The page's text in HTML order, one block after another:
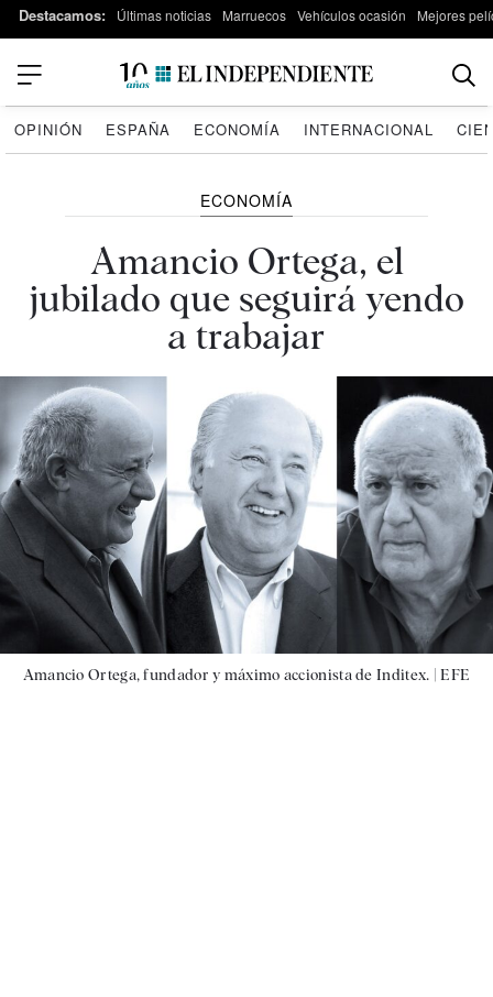
Destacamos: Últimas noticias Marruecos Vehículos ocasión Mejores
OPINIÓN ESPAÑA ECONOMÍA INTERNACIONAL
ECONOMÍA
Amancio Ortega, el
jubilado que seguirá yendo
a trabajar
Amancio Ortega, fundador y máximo accionista de Inditex. |EFE